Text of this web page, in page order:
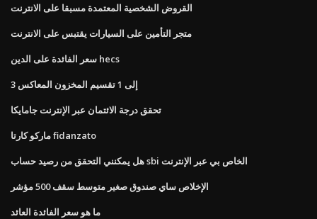
القروض الشخصية المعتمدة مسبقا على الانترنت
متجر التأمين على السيارات يقتبس على الانترنت
سعر الفائدة على الدين hecs
3 إلى 1 تقسيم المخزون المعاكس
تحقق درجة الائتمان عبر الإنترنت جامايكا
ماركو كارتا fidanzato
هل يمكنني التحقق من رصيد حساب sbi الخاص بي عبر الإنترنت
الإخلاص ساي صندوق صغير متوسط ​​سقف 500 مؤشر
ما هو سعر الفائدة العائد